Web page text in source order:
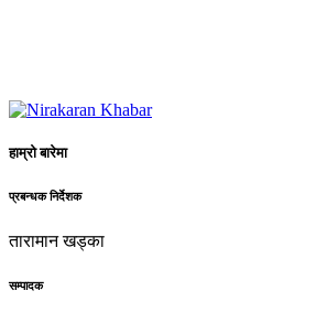
हाम्रो बारेमा
प्रबन्धक निर्देशक
तारामान खड्का
सम्पादक